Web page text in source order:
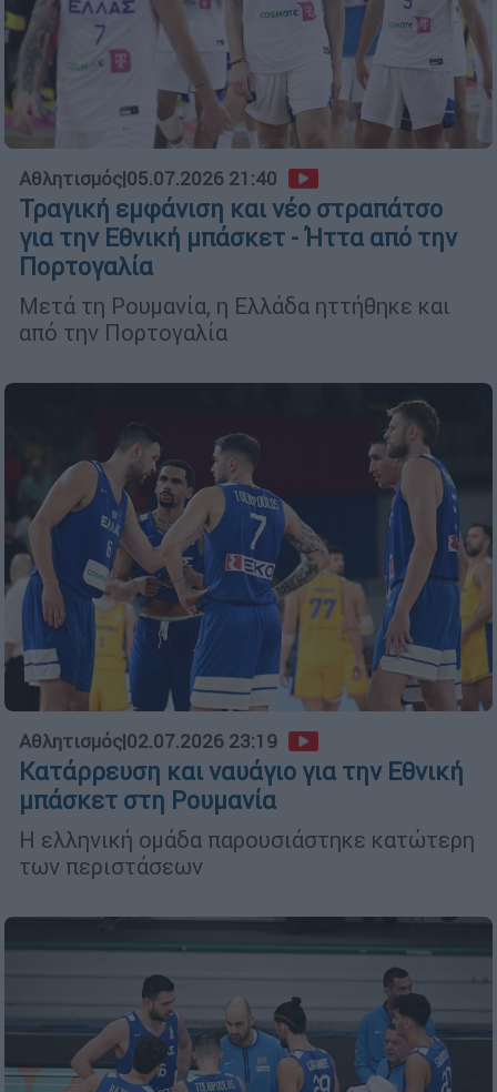
Αθλητισμός|05.07.2026 21:40
Τραγική εμφάνιση και νέο στραπάτσο
για την Εθνική μπάσκετ - Ήττα από την
Πορτογαλία
Μετά τη Ρουμανία, η Ελλάδα ηττήθηκε και
από την Πορτογαλία
Αθλητισμός|02.07.2026 23:19
Κατάρρευση και ναυάγιο για την Εθνική
μπάσκετ στη Ρουμανία
Η ελληνική ομάδα παρουσιάστηκε κατώτερη
των περιστάσεων